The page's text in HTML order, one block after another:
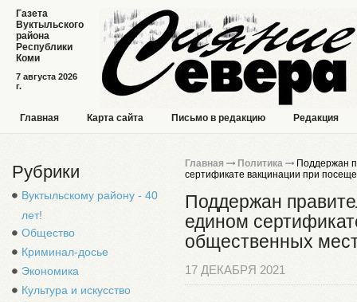
7 августа 2026
г.
Газета
Вуктыльского
района
Республики
Коми
Главная Карта сайта Письмо в редакцию Редакция
Рубрики
Вуктыльскому району - 40
лет!
Общество
Криминал-досье
Экономика
Культура и искусство
Главная Политика
Поддержан
сертификате вакцинации при
Поддержан
едином
общественных
17 ДЕКАБРЯ 2021